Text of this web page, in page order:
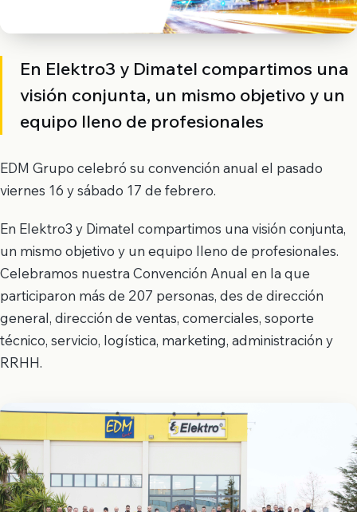
En Elektro3 y Dimatel compartimos una
visión conjunta, un mismo objetivo y un
equipo lleno de profesionales
EDM Grupo celebró su convención anual el pasado
viernes 16 y sábado 17 de febrero.
En Elektro3 y Dimatel compartimos una visión conjunta,
un mismo objetivo y un equipo lleno de profesionales.
Celebramos nuestra Convención Anual en la que
participaron más de 207 personas, des de dirección
general, dirección de ventas, comerciales, soporte
técnico, servicio, logística, marketing, administración y
RRHH.